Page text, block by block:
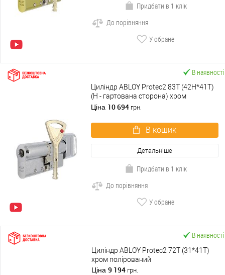
Придбати в 1 клік
До порівняння
У обране
В наявності
Циліндр ABLOY Protec2 83T (42H*41T)
(H - гартована сторона) хром
полірований
Ціна 10 694 грн.
В кошик
Детальніше
Придбати в 1 клік
До порівняння
У обране
В наявності
Циліндр ABLOY Protec2 72T (31*41T)
хром полірований
Ціна 9 194 грн.